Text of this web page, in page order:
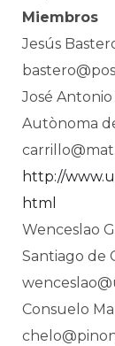
Miembros
Jesús
José
Autònoma
http://
html
Wenceslao
Santiago de
Consuelo